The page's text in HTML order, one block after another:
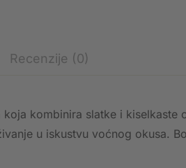
Recenzije (0)
koja kombinira slatke i
u iskustvu voćnog okusa.